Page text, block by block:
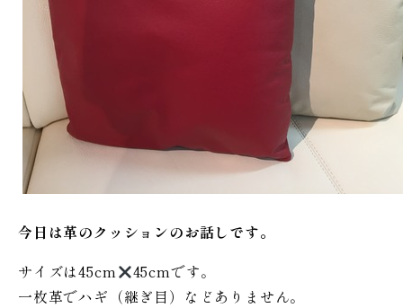
今日は革のクッションのお話しです。
サイズは45cm
45cmです。
一枚革でハギ（継ぎ目）などありません。